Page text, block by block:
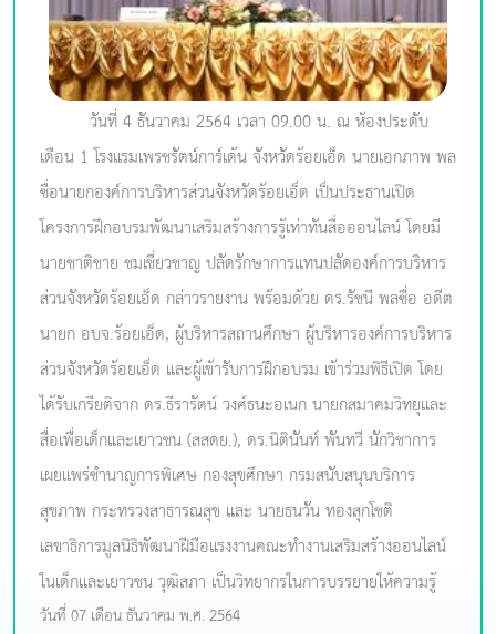
วันที่ 4 ธันวาคม 2564 เวลา 09.00 น. ณ ห้องประดับ
เดือน 1 โรงแรมเพรชรัตน์การ์เด้น จังหวัดร้อยเอ็ด นายเอกภาพ พล
ซื่อนายกองค์การบริหารส่วนจังหวัดร้อยเอ็ด เป็นประธานเปิด
โครงการฝึกอบรมพัฒนาเสริมสร้างการรู้เท่าทันสื่อออนไลน์ โดยมี
นายชาติชาย ชมเชี่ยวชาญ ปลัดรักษาการแทนปลัดองค์การบริหาร
ส่วนจังหวัดร้อยเอ็ด กล่าวรายงาน พร้อมด้วย ดร.รัชนี พลซื่อ อดีต
นายก อบจ.ร้อยเอ็ด, ผู้บริหารสถานศึกษา ผู้บริหารองค์การบริหาร
ส่วนจังหวัดร้อยเอ็ด และผู้เข้ารับการฝึกอบรม เข้าร่วมพิธีเปิด โดย
ได้รับเกรียติจาก ดร.ธีรารัตน์ วงศ์ธนะอเนก นายกสมาคมวิทยุและ
สื่อเพื่อเด็กและเยาวชน (สสดย.), ดร.นิตินันท์ พันทวี นักวิชาการ
เผยแพร่ชำนาญการพิเศษ กองสุขศึกษา กรมสนับสนุนบริการ
สุขภาพ กระทรวงสาธารณสุข และ นายธนวัน ทองสุกโชติ
เลขาธิการมูลนิธิพัฒนาฝีมือแรงงานคณะทำงานเสริมสร้างออนไลน์
ในเด็กและเยาวชน วุฒิสภา เป็นวิทยากรในการบรรยายให้ความรู้
วันที่ 07 เดือน ธันวาคม พ.ศ. 2564